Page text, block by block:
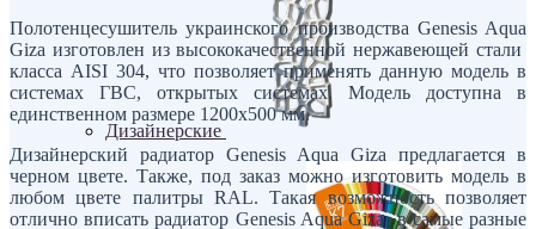
Дизайнерские
Полотенцесушитель украинского производства Genesis Aqua
Giza изготовлен из высококачественной нержавеющей стали
класса AISI 304, что позволяет применять данную модель в
системах ГВС, открытых системах. Модель доступна в
единственном размере 1200х500 мм.
Дизайнерский радиатор Genesis Aqua Giza предлагается в
черном цвете. Также, под заказ можно изготовить модель в
любом цвете палитры RAL. Такая возможность позволяет
отлично вписать радиатор Genesis Aqua Giza в самые разные